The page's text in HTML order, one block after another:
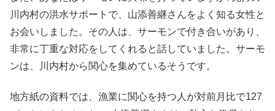
川内村の洪水サポートで、山添善継さんをよく知る女性と
お会いしました。その人は、サーモンで付き合いがあり、
非常に丁重な対応をしてくれると話していました。サーモ
ンは、川内村から関心を集めているそうです。
地方紙の資料では、漁業に関心を持つ人が対前月比で127